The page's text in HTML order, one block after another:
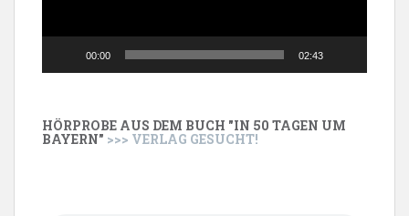
00:00 02:43
HÖRPROBE AUS DEM BUCH "IN 50 TAGEN UM
BAYERN" >>> VERLAG GESUCHT!